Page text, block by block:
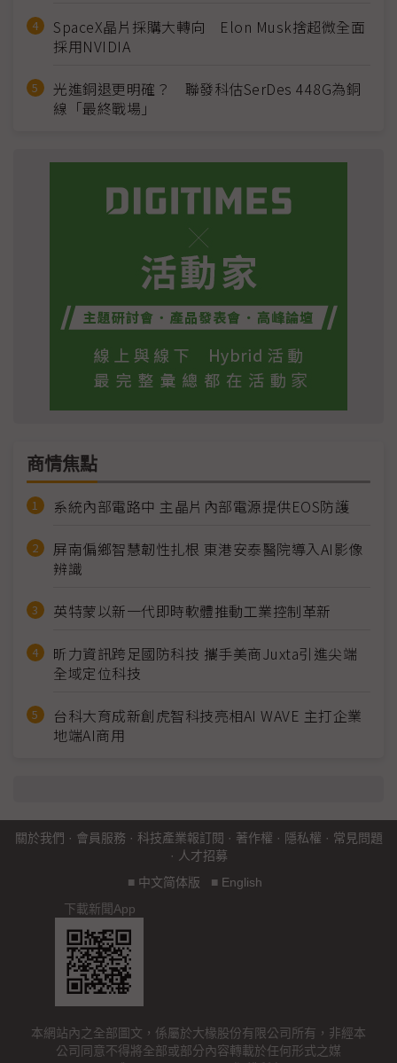
SpaceX晶片採購大轉向 Elon Musk捨超微全面
採用NVIDIA
光進銅退更明確？ 聯發科估SerDes 448G為銅
線「最終戰場」
商情焦點
系統內部電路中 主晶片內部電源提供EOS防護
屏南偏鄉智慧韌性扎根 東港安泰醫院導入AI影像
辨識
英特蒙以新一代即時軟體推動工業控制革新
昕力資訊跨足國防科技 攜手美商Juxta引進尖端
全域定位科技
台科大育成新創虎智科技亮相AI WAVE 主打企業
地端AI商用
關於我們 · 會員服務 · 科技產業報訂閱 · 著作權 · 隱私權 · 常見問題
· 人才招募
■ 中文简体版 ■ English
下載新聞App
本網站內之全部圖文，係屬於大椽股份有限公司所有，非經本
公司同意不得將全部或部分內容轉載於任何形式之媒